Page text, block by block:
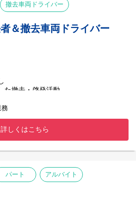
撤去車両ドライバー
＆撤去車両ドライバー
た撤去・啓発活動
務
詳しくはこちら
パート アルバイト